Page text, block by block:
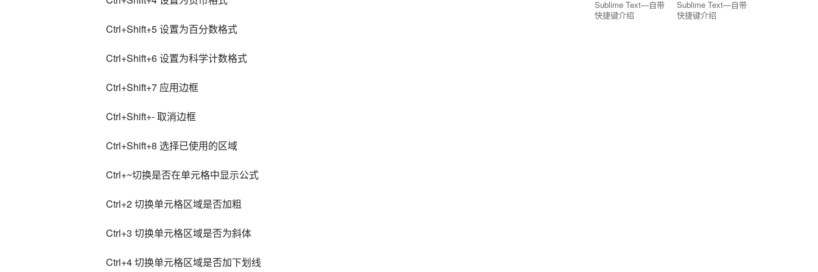
Ctrl+Shift+5 设置为百分数格式
Ctrl+Shift+6 设置为科学计数格式
Ctrl+Shift+7 应用边框
Ctrl+Shift+- 取消边框
Ctrl+Shift+8 选择已使用的区域
Ctrl+~切换是否在单元格中显示公式
Ctrl+2 切换单元格区域是否加粗
Ctrl+3 切换单元格区域是否为斜体
Ctrl+4 切换单元格区域是否加下划线
Sublime Text—自带
快捷键介绍
Sublime Text—自带
快捷键介绍